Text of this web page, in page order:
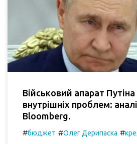
Військовий апарат Путіна
внутрішніх проблем:
Bloomberg.
#бюджет #Олег Дерипаска #